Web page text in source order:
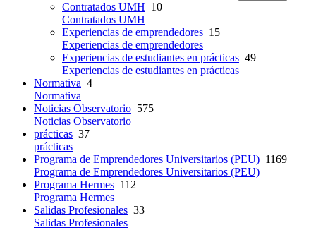
Contratados UMH 10
Contratados UMH
Experiencias de emprendedores 15
Experiencias de emprendedores
Experiencias de estudiantes en prácticas 49
Experiencias de estudiantes en prácticas
Normativa 4
Normativa
Noticias Observatorio 575
Noticias Observatorio
prácticas 37
prácticas
Programa de Emprendedores Universitarios (PEU) 1169
Programa de Emprendedores Universitarios (PEU)
Programa Hermes 112
Programa Hermes
Salidas Profesionales 33
Salidas Profesionales